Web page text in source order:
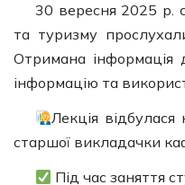
30 вересня 2025 р.
та туризму
Отримана інформація
інформацію та
Лекція
старшої викладачки
Під час заняття